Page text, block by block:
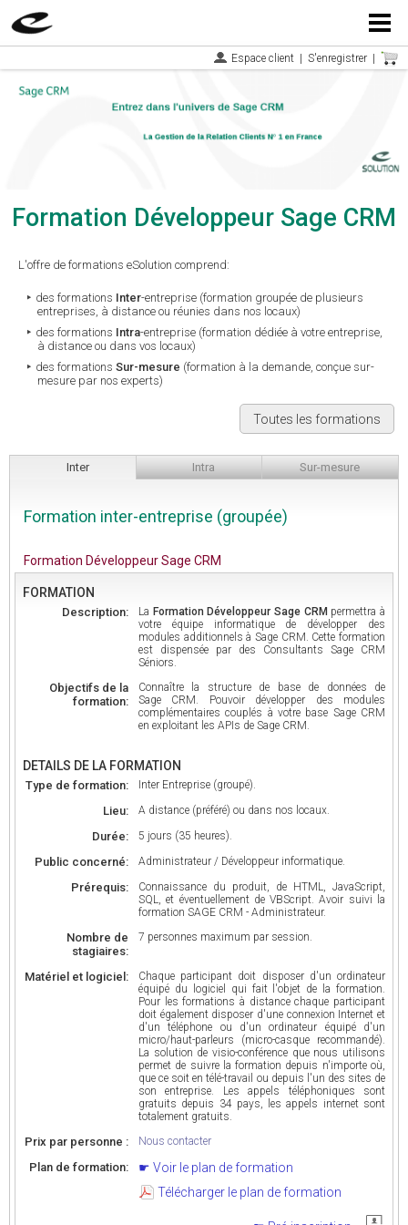
Menu
Espace client S'enregistrer
Formation Développeur Sage CRM
L'offre de formations eSolution comprend:
des formations Inter-entreprise (formation groupée de plusieurs
entreprises, à distance ou réunies dans nos locaux)
des formations Intra-entreprise (formation dédiée à votre entreprise,
à distance ou dans vos locaux)
des formations Sur-mesure (formation à la demande, conçue sur-
mesure par nos experts)
Toutes les formations
Inter Intra Sur-mesure
Formation inter-entreprise (groupée)
Formation Développeur Sage CRM
FORMATION
Description: La Formation Développeur Sage CRM permettra à
votre équipe informatique de développer des
modules additionnels à Sage CRM. Cette formation
est dispensée par des Consultants Sage CRM
Séniors.
Objectifs de la
formation:
Connaître la structure de base de données de
Sage CRM. Pouvoir développer des modules
complémentaires couplés à votre base Sage CRM
en exploitant les APIs de Sage CRM.
DETAILS DE LA FORMATION
Type de formation: Inter Entreprise (groupé).
Lieu: A distance (préféré) ou dans nos locaux.
Durée: 5 jours (35 heures).
Public concerné: Administrateur / Développeur informatique.
Prérequis:
Connaissance du produit, de HTML, JavaScript,
SQL, et éventuellement de VBScript. Avoir suivi la
formation SAGE CRM - Administrateur.
Nombre de
stagiaires:
7 personnes maximum par session.
Matériel et logiciel:
Chaque participant doit disposer d'un ordinateur
équipé du logiciel qui fait l'objet de la formation.
Pour les formations à distance chaque participant
doit également disposer d'une connexion Internet et
d'un téléphone ou d'un ordinateur équipé d'un
micro/haut-parleurs (micro-casque recommandé).
La solution de visio-conférence que nous utilisons
permet de suivre la formation depuis n'importe où,
que ce soit en télé-travail ou depuis l'un des sites de
son entreprise. Les appels téléphoniques sont
gratuits depuis 34 pays, les appels internet sont
totalement gratuits.
Prix par personne : Nous contacter
Plan de formation:
Voir le plan de formation
Télécharger le plan de formation